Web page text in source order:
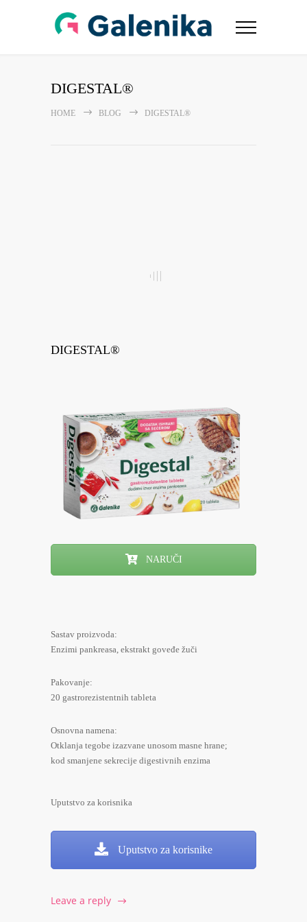
DIGESTAL®
HOME BLOG DIGESTAL®
DIGESTAL®
NARUČI
Sastav proizvoda:
Enzimi pankreasa, ekstrakt goveđe žuči
Pakovanje:
20 gastrorezistentnih tableta
Osnovna namena:
Otklanja tegobe izazvane unosom masne hrane;
kod smanjene sekrecije digestivnih enzima
Uputstvo za korisnika
Uputstvo za korisnike
Leave a reply